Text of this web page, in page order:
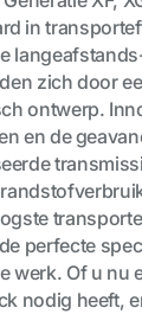
in
zich door
ontwerp.
en de
perfecte
werk. Of u nu
nodig heeft,